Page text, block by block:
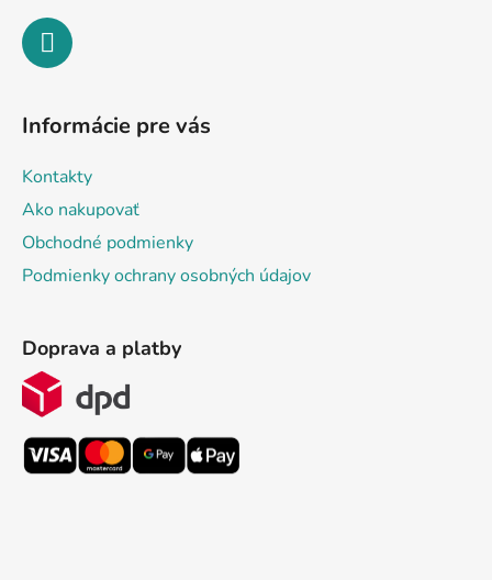
Informácie pre vás
Kontakty
Ako nakupovať
Obchodné podmienky
Podmienky ochrany osobných údajov
Doprava a platby